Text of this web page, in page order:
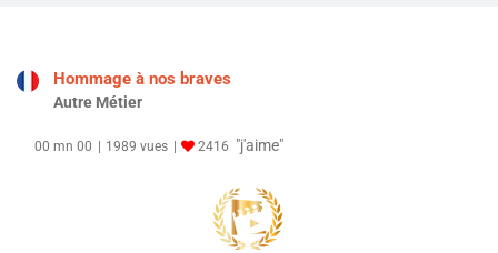
Hommage à nos braves
Autre Métier
00 mn 00 1989 vues 2416 "j'aime"